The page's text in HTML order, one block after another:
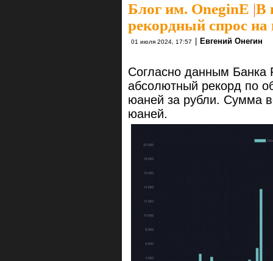
Блог им. OneginE |В
рекордный спрос
01 июля 2024, 17:57 Евгений Онегин
Согласно данным Банка
абсолютный рекорд по
юаней за рубли. Сумма
юаней.